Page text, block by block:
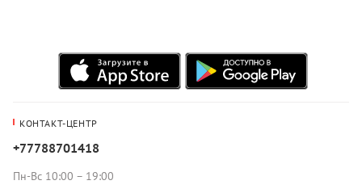
КОНТАКТ-ЦЕНТР
+77788701418
Пн-Вс 10:00 – 19:00